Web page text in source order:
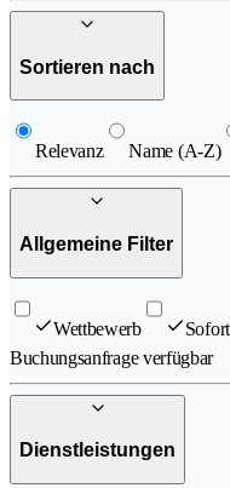
Sortieren nach
Relevanz Name (A-Z)
Allgemeine Filter
Wettbewerb
Buchungsanfrage verfügbar
Dienstleistungen